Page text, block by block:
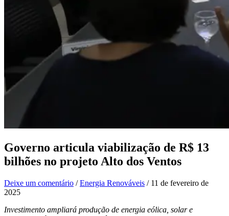
Governo articula viabilização de R$ 13
bilhões no projeto Alto dos Ventos
Deixe um comentário /Energia Renováveis / 11 de fevereiro de
2025
Investimento ampliará produção de energia eólica, solar e